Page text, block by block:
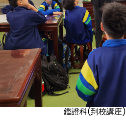
鑑證科(到校講座)